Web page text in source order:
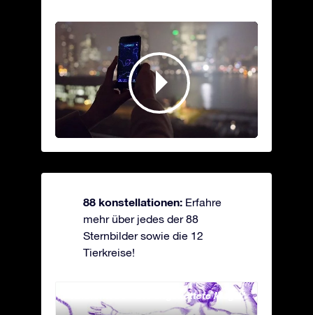
88 konstellationen: Erfahre
mehr über jedes der 88
Sternbilder sowie die 12
Tierkreise!
Andromeda - Die angekettete Magd